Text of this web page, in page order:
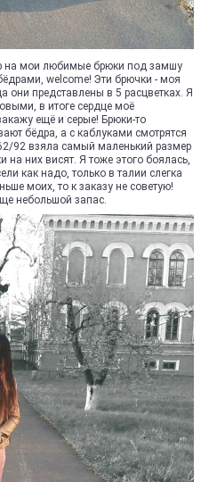
на мои любимые брюки под замшу
welcome! Эти брючки - моя
они представлены в 5 расцветках. Я
в итоге сердце моё
ещё и серые! Брюки-то
бёдра, а с каблуками смотрятся
92 взяла самый маленький размер
на них висят. Я тоже этого боялась,
как надо, только в талии слегка
моих, то к заказу не советую!
небольшой запас.